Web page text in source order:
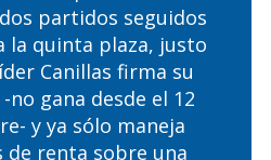
partidos seguidos
la quinta plaza, justo
Canillas firma su
no gana desde el 12
y ya sólo maneja
de renta sobre una